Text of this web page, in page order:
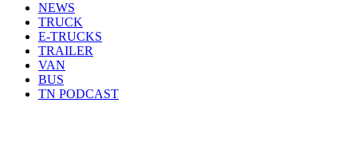
NEWS
TRUCK
E-TRUCKS
TRAILER
VAN
BUS
TN PODCAST